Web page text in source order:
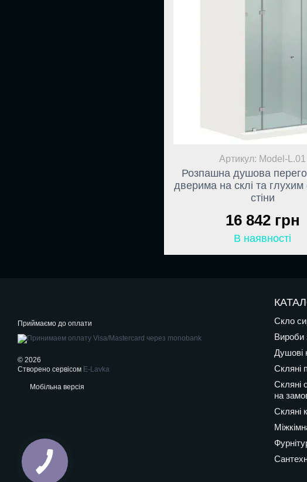
Артикул: Model-L.01
Розпашна душова
дверима на склі та
стіни
16 842 грн
В наявності
Приймаємо до оплати
© 2026
Створено сервісом E-Lavka
Мобільна версія
Скло
Вироби
Душові
Скляні
Скляні
на
Скляні